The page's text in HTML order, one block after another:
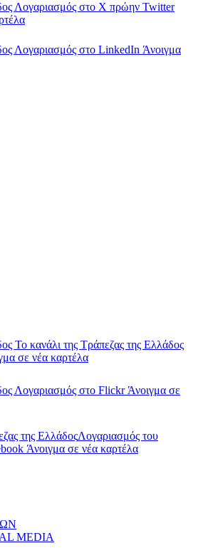
Λογαριασμός στο X πρώην Twitter
Λογαριασμός στο LinkedIn Άνοιγμα
Το κανάλι της Τράπεζας της Ελλάδος
σε νέα καρτέλα
Λογαριασμός στο FlickrΆνοιγμα σε
της ΕλλάδοςΛογαριασμός του
Άνοιγμα σε νέα καρτέλα
MEDIA